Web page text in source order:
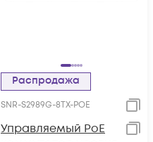
Распродажа
SNR-S2989G-8TX-POE
Управляемый PoE